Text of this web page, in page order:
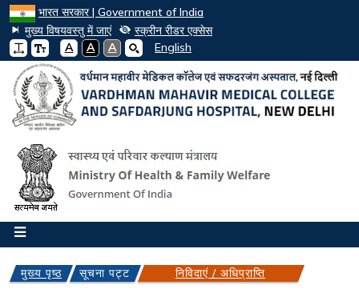
भारत सरकार | Government of India
मुख्य विषयवस्तु में जाएं
स्क्रीन रीडर एक्सेस
A
A A English
मुख्य पृष्ठ सूचना पट्ट निविदाएं / अधिप्राप्ति